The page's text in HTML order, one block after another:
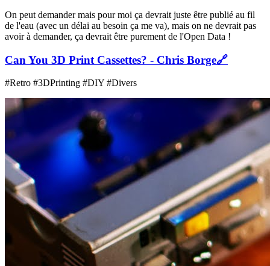
On peut demander mais pour moi ça devrait juste être publié au fil
de l'eau (avec un délai au besoin ça me va), mais on ne devrait pas
avoir à demander, ça devrait être purement de l'Open Data !
Can You 3D Print Cassettes? - Chris Borge🔗
#Retro #3DPrinting #DIY #Divers